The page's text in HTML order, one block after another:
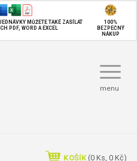
MŮŽETE TAKÉ ZASÍLAT
PDF, WORD A EXCEL
100%
BEZPEČNÝ
NÁKUP
menu
KOŠÍK (0 Ks, 0 Kč)